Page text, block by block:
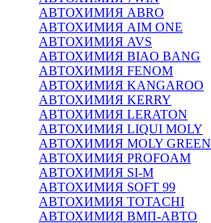
АВТОХИМИЯ ABRO
АВТОХИМИЯ AIM ONE
АВТОХИМИЯ AVS
АВТОХИМИЯ BIAO BANG
АВТОХИМИЯ FENOM
АВТОХИМИЯ KANGAROO
АВТОХИМИЯ KERRY
АВТОХИМИЯ LERATON
АВТОХИМИЯ LIQUI MOLY
АВТОХИМИЯ MOLY GREEN
АВТОХИМИЯ PROFOAM
АВТОХИМИЯ SI-M
АВТОХИМИЯ SOFT 99
АВТОХИМИЯ TOTACHI
АВТОХИМИЯ ВМП-АВТО